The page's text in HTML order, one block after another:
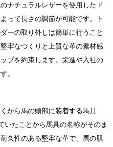
ナチュラルレザーを使用したド
って長さの調節が可能です。ト
ーの取り外しは簡単に行うこと
牢なつくりと上質な革の素材感
プを約束します。栄進や入社の
。
から馬の頭部に装着する馬具
いたことから馬具の名称がそのま
久性のある堅牢な革で、馬の肌